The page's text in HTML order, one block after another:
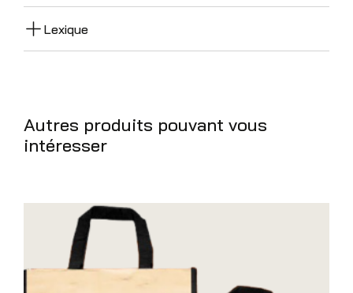
Lexique
Autres produits pouvant vous
intéresser